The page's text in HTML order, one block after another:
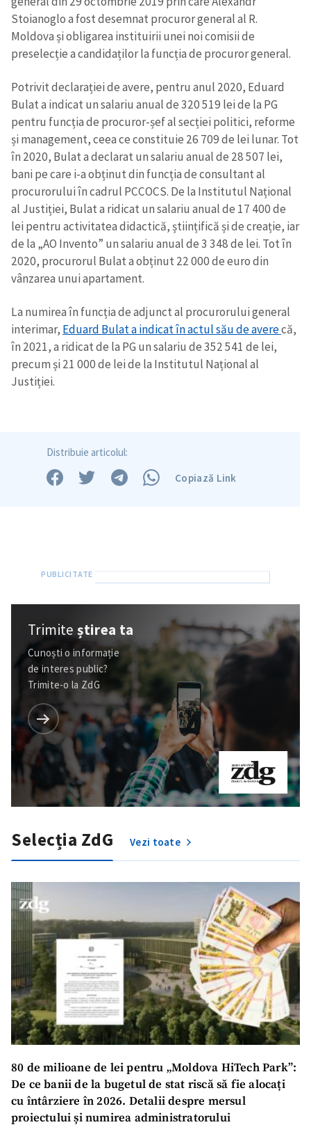
Trimite o informație
Despre ZdG
in English
на русском
Stoianoglo a fost desemnat procuror general al R.
Moldova și obligarea instituirii unei noi comisii de
preselecție a candidaților la funcția de procuror general.
Potrivit declarației de avere, pentru anul 2020, Eduard
Bulat a indicat un salariu anual de 320 519 lei de la PG
pentru funcția de procuror-șef al secției politici, reforme
și management, ceea ce constituie 26 709 de lei lunar. Tot
în 2020, Bulat a declarat un salariu anual de 28 507 lei,
bani pe care i-a obținut din funcția de consultant al
procurorului în cadrul PCCOCS. De la Institutul Național
al Justiției, Bulat a ridicat un salariu anual de 17 400 de
lei pentru activitatea didactică, științifică și de creație, iar
de la „AO Invento” un salariu anual de 3 348 de lei. Tot în
2020, procurorul Bulat a obținut 22 000 de euro din
vânzarea unui apartament.
La numirea în funcția de adjunct al procurorului general
interimar, Eduard Bulat a indicat în actul său de averecă,
în 2021, a ridicat de la PG un salariu de 352 541 de lei,
precum și 21 000 de lei de la Institutul Național al
Justiției.
Distribuie articolul:
Copiază Link
Trimiteștirea ta
Cunoști o informație
de interes public?
Trimite-o la ZdG
Selecția ZdG Vezi toate
80 de milioane de lei pentru „Moldova HiTech Park”:
De ce banii de la bugetul de stat riscă să fie alocați
cu întârziere în 2026. Detalii despre mersul
proiectului și numirea administratorului